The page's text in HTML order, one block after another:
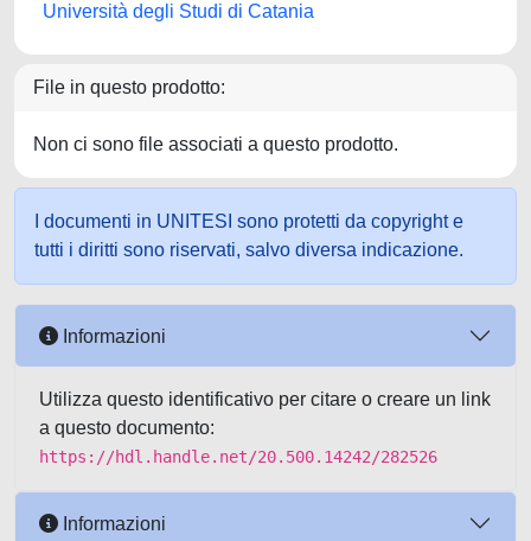
Università degli Studi di Catania
File in questo prodotto:
Non ci sono file associati a questo prodotto.
I documenti in UNITESI sono protetti da copyright e
tutti i diritti sono riservati, salvo diversa indicazione.
Informazioni
Utilizza questo identificativo per citare o creare un link
a questo documento:
https://hdl.handle.net/20.500.14242/282526
Informazioni